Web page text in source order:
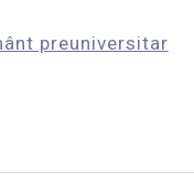
preuniversitar